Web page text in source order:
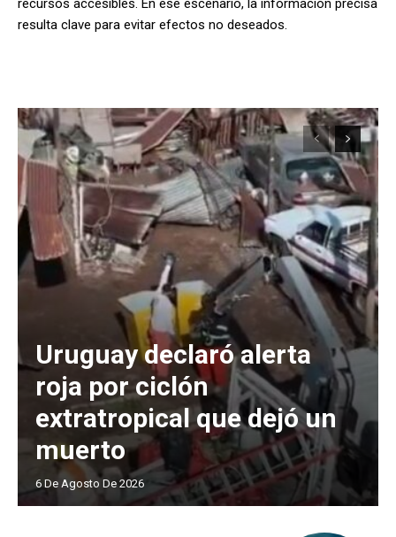
recursos accesibles. En ese escenario, la información precisa
resulta clave para evitar efectos no deseados.
Uruguay declaró alerta
roja por ciclón
extratropical que dejó un
muerto
6 De Agosto De 2026